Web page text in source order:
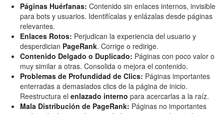
Páginas Huérfanas: Contenido sin enlaces internos, invisible
para bots y usuarios. Identifícalas y enlázalas desde páginas
relevantes.
Enlaces Rotos: Perjudican la experiencia del usuario y
desperdician PageRank. Corrige o redirige.
Contenido Delgado o Duplicado: Páginas con poco valor o
muy similar a otras. Consolida o mejora el contenido.
Problemas de Profundidad de Clics: Páginas importantes
enterradas a demasiados clics de la página de inicio.
Reestructura el enlazado interno para acercarlas a la raíz.
Mala Distribución de PageRank: Páginas no importantes